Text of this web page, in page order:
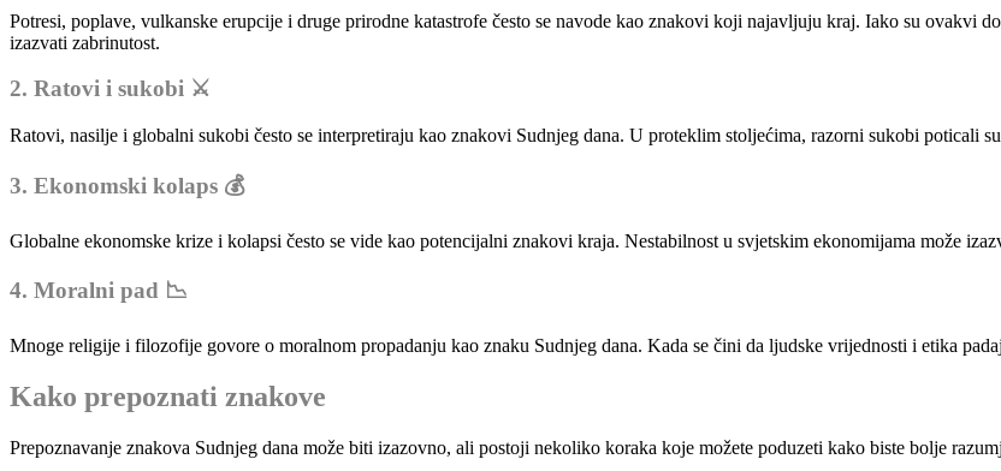
Potresi, poplave, vulkanske erupcije i druge prirodne katastrofe često se navode kao znakovi koji najavljuju kraj. Iako su ovakvi
izazvati zabrinutost.
2. Ratovi i sukobi ⚔️
Ratovi, nasilje i globalni sukobi često se interpretiraju kao znakovi Sudnjeg dana. U proteklim stoljećima, razorni sukobi poticali
3. Ekonomski kolaps 💰
Globalne ekonomske krize i kolapsi često se vide kao potencijalni znakovi kraja. Nestabilnost u svjetskim ekonomijama može
4. Moralni pad 📉
Mnoge religije i filozofije govore o moralnom propadanju kao znaku Sudnjeg dana. Kada se čini da ljudske vrijednosti i etika
Kako prepoznati znakove
Prepoznavanje znakova Sudnjeg dana može biti izazovno, ali postoji nekoliko koraka koje možete poduzeti kako biste bolje